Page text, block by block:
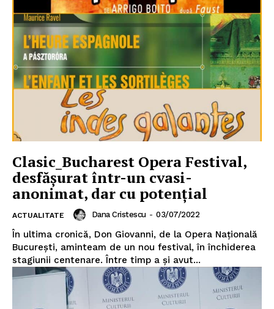
Clasic_Bucharest Opera Festival,
desfășurat într-un cvasi-
anonimat, dar cu potențial
ACTUALITATE Dana Cristescu - 03/07/2022
În ultima cronică, Don Giovanni, de la Opera Națională
București, aminteam de un nou festival, în închiderea
stagiunii centenare. Între timp a și avut...